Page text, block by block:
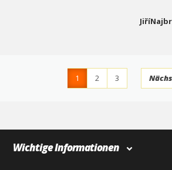
1 2
3
Wichtige Informationen